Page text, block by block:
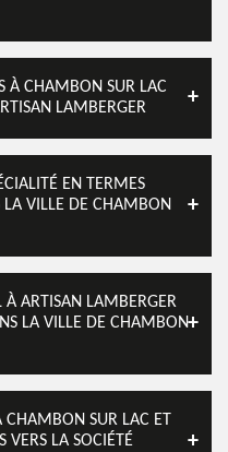
À CHAMBON SUR LAC
LAMBERGER
EN TERMES
LA VILLE DE CHAMBON
À ARTISAN LAMBERGER
LA VILLE DE CHAMBON
CHAMBON SUR LAC ET
VERS LA SOCIÉTÉ